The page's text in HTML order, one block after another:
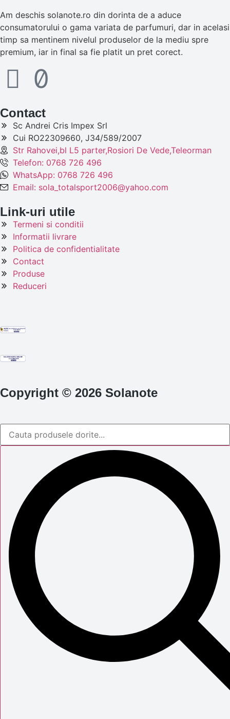
Am deschis solanote.ro din dorinta de a aduce
consumatorului o gama variata de parfumuri, dar in acelasi
timp sa mentinem nivelul produselor de la mediu spre
premium, iar in final sa fie platit un pret corect.
Contact
Sc Andrei Cris Impex Srl
Cui RO22309660, J34/589/2007
Str Rahovei,bl L5 parter,Rosiori De Vede,Teleorman
Telefon: 0768 726 496
WhatsApp: 0768 726 496
Email: sola_totalsport2006@yahoo.com
Link-uri utile
Termeni si conditii
Informatii livrare
Politica de confidentialitate
Contact
Produse
Reduceri
Copyright © 2026 Solanote